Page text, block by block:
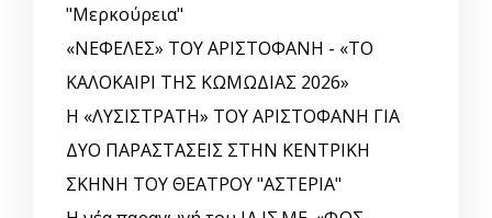
"Μερκούρεια"
«ΝΕΦΕΛΕΣ» ΤΟΥ ΑΡΙΣΤΟΦΑΝΗ - «ΤΟ
ΚΑΛΟΚΑΙΡΙ ΤΗΣ ΚΩΜΩΔΙΑΣ 2026»
Η «ΛΥΣΙΣΤΡΑΤΗ» ΤΟΥ ΑΡΙΣΤΟΦΑΝΗ ΓΙΑ
ΔΥΟ ΠΑΡΑΣΤΑΣΕΙΣ ΣΤΗΝ ΚΕΝΤΡΙΚΗ
ΣΚΗΝΗ ΤΟΥ ΘΕΑΤΡΟΥ "ΑΣΤΕΡΙΑ"